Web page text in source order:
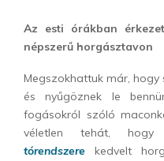
Az esti órákban
népszerű horgásztavon
Megszokhattuk már,
és nyűgöznek le
fogásokról szóló
véletlen tehát,
tórendszere kedvelt